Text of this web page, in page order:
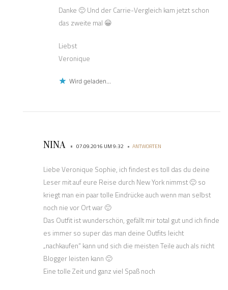
Danke 🙂 Und der Carrie-Vergleich kam jetzt schon
das zweite mal 😀
Liebst
Veronique
Wird geladen...
NINA • 07.09.2016 UM 9:32 • ANTWORTEN
Liebe Veronique Sophie, ich findest es toll das du deine
Leser mit auf eure Reise durch New York nimmst 🙂 so
kriegt man ein paar tolle Eindrücke auch wenn man selbst
noch nie vor Ort war 🙂
Das Outfit ist wunderschön, gefällt mir total gut und ich finde
es immer so super das man deine Outfits leicht
„nachkaufen“ kann und sich die meisten Teile auch als nicht
Blogger leisten kann 🙂
Eine tolle Zeit und ganz viel Spaß noch